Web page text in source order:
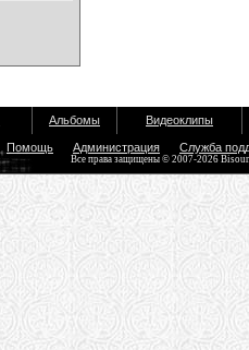
Альбомы Видеоклипы
Помощь Администрация Служба
Все права защищены © 2007-2026